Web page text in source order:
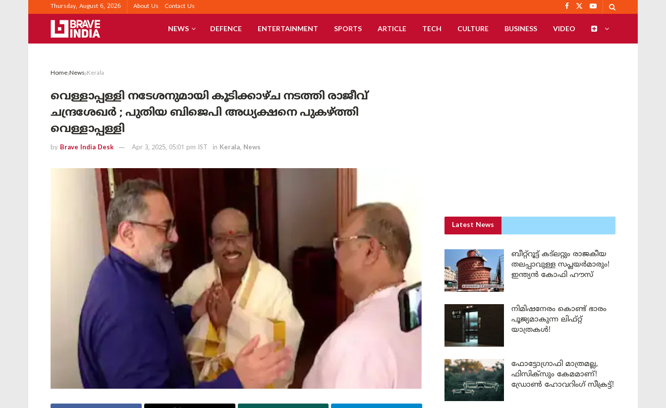
Thursday, August 6, 2026 About Us Contact Us
NEWS DEFENCE ENTERTAINMENT SPORTS ARTICLE TECH CULTURE BUSINESS VIDEO
Home News Kerala
വെള്ളാപ്പള്ളി നടേശനുമായി കൂടിക്കാഴ്ച നടത്തി രാജീവ്
ചന്ദ്രശേഖർ ; പുതിയ ബിജെപി അധ്യക്ഷനെ പുകഴ്ത്തി
വെള്ളാപ്പള്ളി
by Brave India Desk Apr 3, 2025, 05:01 pm IST in Kerala, News
Latest News
ബീറ്റ്‌റൂട്ട് കട്‌ലറ്റും രാജകീയ
തലപ്പാവുള്ള സപ്ലയർമാരും!
ഇന്ത്യൻ കോഫി ഹൗസ്
നിമിഷനേരം കൊണ്ട് ഭാരം
പൂജ്യമാകുന്ന ലിഫ്റ്റ്
യാത്രകൾ!
ഫോട്ടോഗ്രാഫി മാത്രമല്ല,
ഫിസിക്സും കേമമാണ്!
ഡ്രോൺ ഹോവറിംഗ് സീക്രട്ട്!